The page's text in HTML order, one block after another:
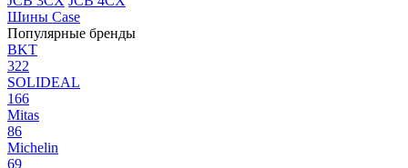
Шины Case
Популярные бренды
BKT
322
SOLIDEAL
166
Mitas
86
Michelin
69